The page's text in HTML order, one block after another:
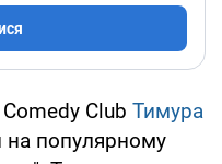
Comedy Club Тимура
на популярному